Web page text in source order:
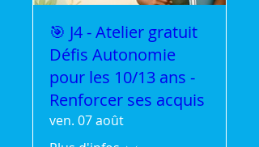
🎯 J4 - Atelier gratuit
Défis Autonomie
pour les 10/13 ans -
Renforcer ses acquis
ven. 07 août